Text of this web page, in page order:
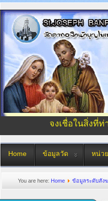
จงเชื่อในสิ่งที่
Home ข้อมูลวัด หน่ว
You are here: Home ข้อมูลระดับสัง